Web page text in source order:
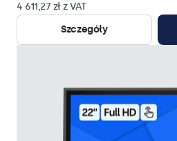
4 611,27 zł z VAT
Szczegóły